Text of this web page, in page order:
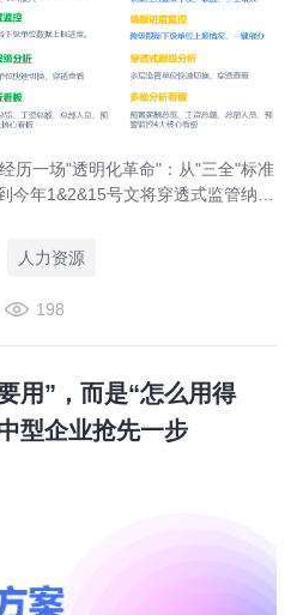
历一场"透明化革命"：从"三全"标准
今年1&2&15号文将穿透式监管纳入
户从"被动合规"走向"主动赋能"，是
人力资源
198
用”，而是“怎么用得
型企业抢先一步